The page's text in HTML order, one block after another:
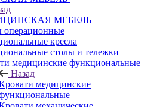
МЕБЕЛЬ
операционные
кресла
столы и тележки
медицинские функциональные
Назад
медицинские